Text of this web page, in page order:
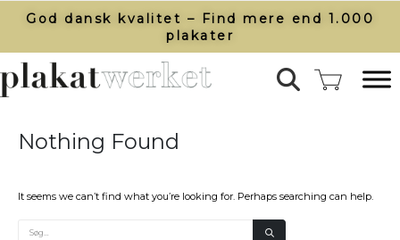
God dansk kvalitet – Find mere end 1.000
plakater​
Nothing Found
It seems we can’t find what you’re looking for. Perhaps searching can help.